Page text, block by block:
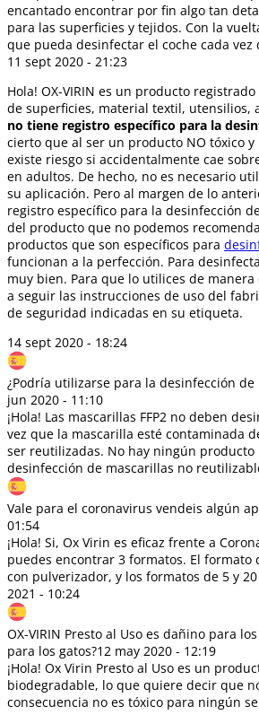
encantado encontrar por fin algo tan
para las superficies y tejidos. Con la
que pueda desinfectar el coche cada vez
11 sept 2020 - 21:23
Hola! OX-VIRIN es un producto
de superficies, material textil, utensilios,
no tiene registro específico para la
cierto que al ser un producto NO tóxico y
existe riesgo si accidentalmente cae
en adultos. De hecho, no es necesario
su aplicación. Pero al margen de lo
registro específico para la desinfección
del producto que no podemos
productos que son específicos para
funcionan a la perfección. Para
muy bien. Para que lo utilices de
a seguir las instrucciones de uso del
de seguridad indicadas en su etiqueta.
14 sept 2020 - 18:24
¿Podría utilizarse para la desinfección de
jun 2020 - 11:10
¡Hola! Las mascarillas FFP2 no deben
vez que la mascarilla esté contaminada
ser reutilizadas. No hay ningún producto
desinfección de mascarillas no
Vale para el coronavirus vendeis algún
01:54
¡Hola! Si, Ox Virin es eficaz frente a
puedes encontrar 3 formatos. El formato
con pulverizador, y los formatos de 5 y
2021 - 10:24
OX-VIRIN Presto al Uso es dañino para
para los gatos?12 may 2020 - 12:19
¡Hola! Ox Virin Presto al Uso es un
biodegradable, lo que quiere decir que
consecuencia no es tóxico para ningún